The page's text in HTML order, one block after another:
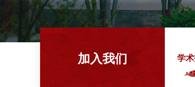
加入我们 学